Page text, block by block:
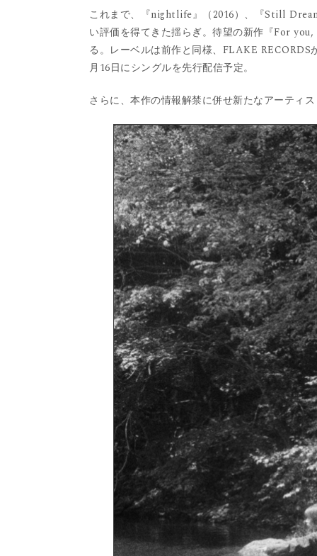
これまで、『nightlife』（2016）、『Still
い評価を得てきた揺らぎ。待望の新作『For
る。レーベルは前作と同様、FLAKE
月16日にシングルを先行配信予定。
さらに、本作の情報解禁に併せ新たなアーティ